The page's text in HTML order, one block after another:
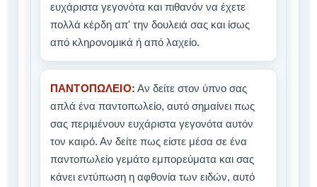
ευχάριστα γεγονότα και πιθανόν να έχετε
πολλά κέρδη απ' την δουλειά σας και ίσως
από κληρονομικά ή από λαχείο.
ΠΑΝΤΟΠΩΛΕΙΟ: Αν δείτε στον ύπνο σας
απλά ένα παντοπωλείο, αυτό σημαίνει πως
σας περιμένουν ευχάριστα γεγονότα αυτόν
τον καιρό. Αν δείτε πως είστε μέσα σε ένα
παντοπωλείο γεμάτο εμπορεύματα και σας
κάνει εντύπωση η αφθονία των ειδών, αυτό